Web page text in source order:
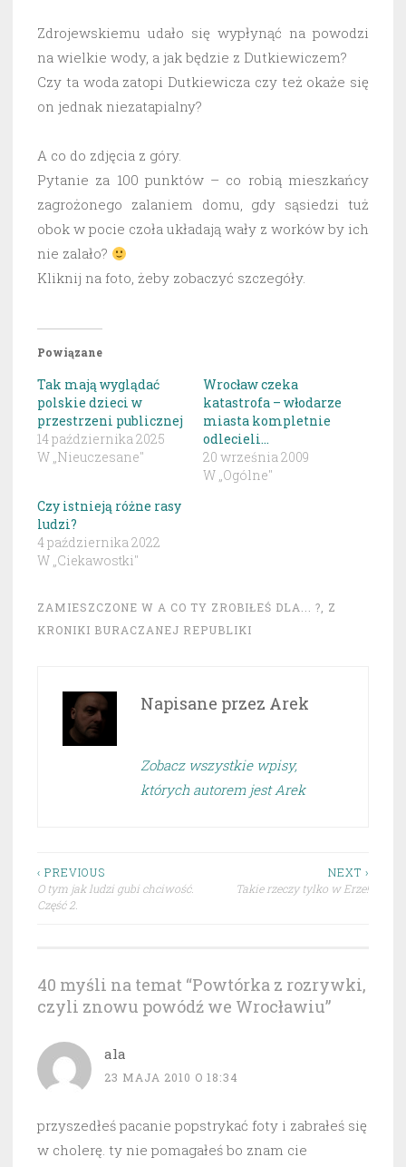
Zdrojewskiemu udało się wypłynąć na powodzi
na wielkie wody, a jak będzie z Dutkiewiczem?
Czy ta woda zatopi Dutkiewicza czy też okaże się
on jednak niezatapialny?
A co do zdjęcia z góry.
Pytanie za 100 punktów – co robią mieszkańcy
zagrożonego zalaniem domu, gdy sąsiedzi tuż
obok w pocie czoła układają wały z worków by ich
nie zalało?
Kliknij na foto, żeby zobaczyć szczegóły.
Powiązane
Tak mają wyglądać
polskie dzieci w
przestrzeni publicznej
14 października 2025
W „Nieuczesane"
Wrocław czeka
katastrofa – włodarze
miasta kompletnie
odlecieli…
20 września 2009
W „Ogólne"
Czy istnieją różne rasy
ludzi?
4 października 2022
W „Ciekawostki"
ZAMIESZCZONE W A CO TY ZROBIŁEŚ DLA... ?, Z
KRONIKI BURACZANEJ REPUBLIKI
Napisane przez Arek
Zobacz wszystkie wpisy,
których autorem jest Arek
Nawigacja
wpisu
‹ PREVIOUS
O tym jak ludzi gubi chciwość.
Część 2.
NEXT ›
Takie rzeczy tylko w Erze!
40 myśli na temat “Powtórka z rozrywki,
czyli znowu powódź we Wrocławiu”
ala
23 MAJA 2010 O 18:34
przyszedłeś pacanie popstrykać foty i zabrałeś się
w cholerę. ty nie pomagałeś bo znam cie